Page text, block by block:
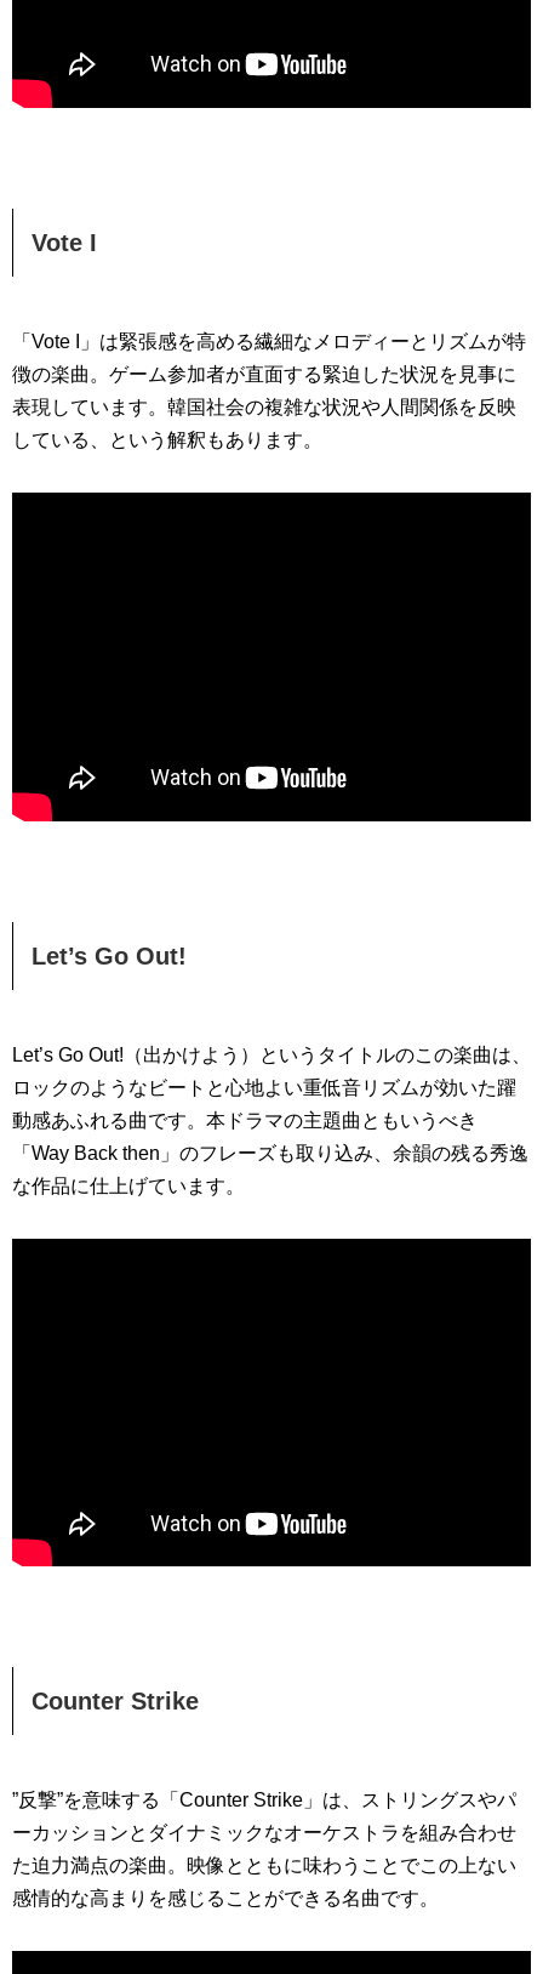
Vote I
「Vote I」は緊張感を高める繊細なメロディーとリズムが特
徴の楽曲。ゲーム参加者が直面する緊迫した状況を見事に
表現しています。韓国社会の複雑な状況や人間関係を反映
している、という解釈もあります。
Let’s Go Out!
Let’s Go Out!（出かけよう）というタイトルのこの楽曲は、
ロックのようなビートと心地よい重低音リズムが効いた躍
動感あふれる曲です。本ドラマの主題曲ともいうべき
「Way Back then」のフレーズも取り込み、余韻の残る秀逸
な作品に仕上げています。
Counter Strike
”反撃”を意味する「Counter Strike」は、ストリングスやパ
ーカッションとダイナミックなオーケストラを組み合わせ
た迫力満点の楽曲。映像とともに味わうことでこの上ない
感情的な高まりを感じることができる名曲です。